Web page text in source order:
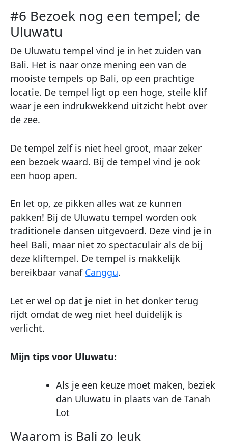
#6 Bezoek nog een tempel; de
Uluwatu
De Uluwatu tempel vind je in het zuiden van
Bali. Het is naar onze mening een van de
mooiste tempels op Bali, op een prachtige
locatie. De tempel ligt op een hoge, steile klif
waar je een indrukwekkend uitzicht hebt over
de zee.
De tempel zelf is niet heel groot, maar zeker
een bezoek waard. Bij de tempel vind je ook
een hoop apen.
En let op, ze pikken alles wat ze kunnen
pakken! Bij de Uluwatu tempel worden ook
traditionele dansen uitgevoerd. Deze vind je in
heel Bali, maar niet zo spectaculair als de bij
deze kliftempel. De tempel is makkelijk
bereikbaar vanaf Canggu.
Let er wel op dat je niet in het donker terug
rijdt omdat de weg niet heel duidelijk is
verlicht.
Mijn tips voor Uluwatu:
Als je een keuze moet maken, beziek
dan Uluwatu in plaats van de Tanah
Lot
Waarom is Bali zo leuk